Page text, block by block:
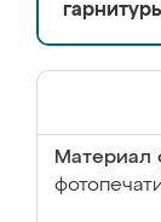
Материал